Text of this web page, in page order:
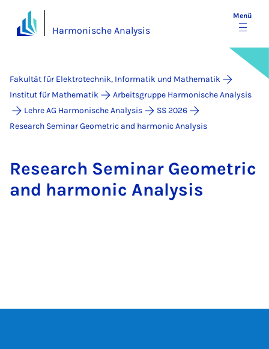
Harmonische Analysis
Menü
Fakultät für Elektrotechnik, Informatik und Mathematik
Institut für Mathematik
Arbeitsgruppe Harmonische Analysis
Lehre AG Harmonische Analysis
SS 2026
Research Seminar Geometric and harmonic Analysis
Re­sea­rch Se­mi­nar Geo­me­tric
and har­mo­nic Ana­ly­sis